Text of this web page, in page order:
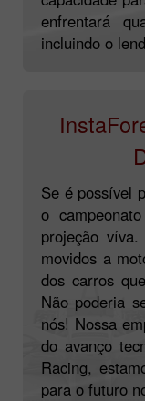
enfrentará
incluindo o
Se é possível
o
projeção
movidos a
dos carros
Não poderia
nós! Nossa
do avanço
Racing,
para o futuro